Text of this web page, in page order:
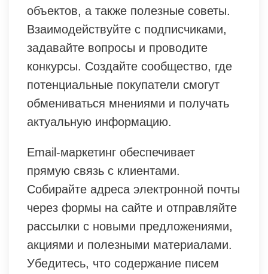
объектов, а также полезные советы.
Взаимодействуйте с подписчиками,
задавайте вопросы и проводите
конкурсы. Создайте сообщество, где
потенциальные покупатели смогут
обмениваться мнениями и получать
актуальную информацию.
Email-маркетинг обеспечивает
прямую связь с клиентами.
Собирайте адреса электронной почты
через формы на сайте и отправляйте
рассылки с новыми предложениями,
акциями и полезными материалами.
Убедитесь, что содержание писем